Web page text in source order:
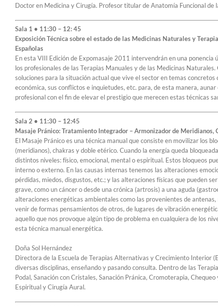
Doctor en Medicina y Cirugía. Profesor titular de Anatomía Funcional de
Sala 1 • 11:30 – 12: 45
Exposición Técnica sobre el estado de las Medicinas Naturales y
Españolas
En esta VIII Edición de Expomasaje 2011 intervendrán en una ponencia
los profesionales de las Terapias Manuales y de las Medicinas
soluciones para la situación actual que vive el sector en temas
económica, sus conflictos e inquietudes, etc. para, de esta manera,
profesional con el fin de elevar el prestigio que merecen estas técnicas
Sala 2 • 11:30 – 12:45
Masaje Pránico: Tratamiento Integrador – Armonizador de Meridianos,
El Masaje Pránico es una técnica manual que consiste en movilizar los
(meridianos), chakras y doble etérico. Cuando la energía queda
distintos niveles: físico, emocional, mental o espiritual. Estos bloqueos
interno o externo. En las causas internas tenemos las alteraciones
pérdidas, miedos, disgustos, etc.; y las alteraciones físicas que pueden
grave, como un cáncer o desde una crónica (artrosis) a una aguda
alteraciones energéticas ambientales como las provenientes de
venir de formas pensamientos de otros, de lugares de vibración
aquello que nos provoque algún tipo de problema en cualquiera de los
esta técnica manual energética.
Doña Sol Hernández
Directora de la Escuela de Terapias Alternativas y Crecimiento Interior
diversas disciplinas, enseñando y pasando consulta. Dentro de las
Podal, Sanación con Cristales, Sanación Pránica, Cromoterapia,
Espiritual y Cirugía Aural.